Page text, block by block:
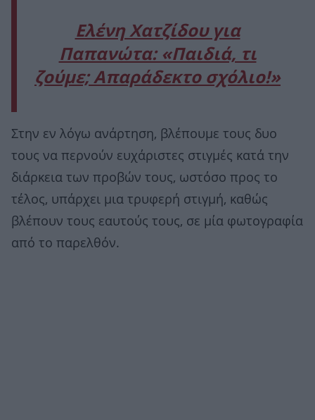
Ελένη Χατζίδου για
Παπανώτα: «Παιδιά, τι
ζούμε; Απαράδεκτο σχόλιο!»
Στην εν λόγω ανάρτηση, βλέπουμε τους δυο
τους να περνούν ευχάριστες στιγμές κατά την
διάρκεια των προβών τους, ωστόσο προς το
τέλος, υπάρχει μια τρυφερή στιγμή, καθώς
βλέπουν τους εαυτούς τους, σε μία φωτογραφία
από το παρελθόν.